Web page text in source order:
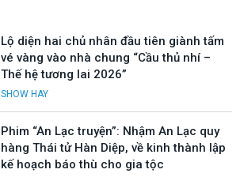
Lộ diện hai chủ nhân đầu tiên giành tấm
vé vàng vào nhà chung “Cầu thủ nhí –
Thế hệ tương lai 2026”
SHOW HAY
Phim “An Lạc truyện”: Nhậm An Lạc quy
hàng Thái tử Hàn Diệp, về kinh thành lập
kế hoạch báo thù cho gia tộc